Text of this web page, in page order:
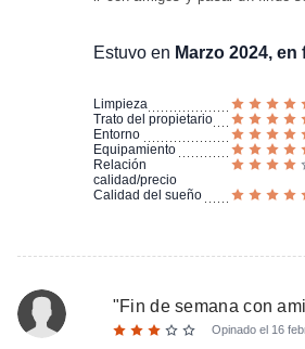
Estuvo en Marzo 2024, en
Limpieza
Trato del propietario
Entorno
Equipamiento
Relación
calidad/precio
Calidad del sueño
"Fin de semana con
Opinado el 16